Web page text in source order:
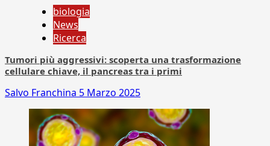
biologia
News
Ricerca
Tumori più aggressivi: scoperta una trasformazione
cellulare chiave, il pancreas tra i primi
Salvo Franchina 5 Marzo 2025